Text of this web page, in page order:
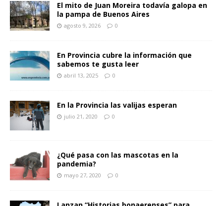
El mito de Juan Moreira todavía galopa en
la pampa de Buenos Aires
agosto 9, 2026 0
En Provincia cubre la información que
sabemos te gusta leer
abril 13, 2025 0
En la Provincia las valijas esperan
julio 21, 2020 0
¿Qué pasa con las mascotas en la
pandemia?
mayo 27, 2020 0